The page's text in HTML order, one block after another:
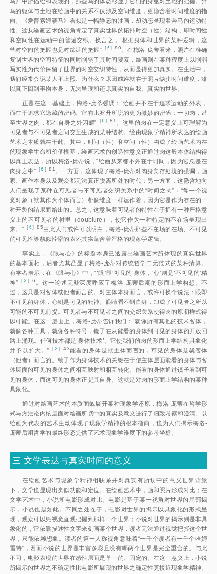
马》中所描绘和表现的，那些马的体态彰显了它们的身躯对土地的把握。奔
马的躯体与土地在绘画中的关系不仅涉及空间维度，更隐含着时间维度的指
向。《爱普索姆赛马》看似是一幅静态的油画，却动态呈现着奔马的运动特
性。这从绘画艺术的视角肯定了真实世界的拓扑时空（性）结构，即时间性
和空间性在运动中的普遍交织。换言之，“根据身体和世界的某种逻辑，这
些对空间的把握也是对绵延的把握” ［6］80。在梅洛-庞蒂看来，照片在准确
复制世界的空间特征的同时削弱了其时间要素，绘画则在某种程度上以削弱
写实性为代价保留了世界的时空交织特性，从而显得更加真实。在生活中，
我们经常会说某人不上照。为什么？原因或许就在于照片缺少时间维度，难
以真正回到事物本身，无法呈现和还原真实的自我、真实的世界。
正是在这一基础上，梅洛-庞蒂强调：“绘画并不在于追求运动的外表，
而在于追求它隐藏的密码。它有比罗丹所说的更为微妙的密码：一切肉，甚
至世界之肉，都在自身之外闪耀” ［6 ］81 。这里的肉在一定意义上可理解为
可见者与不可见者之间交互生成的某种结构。经由现象学精神所表达的绘画
艺术之本质就在于此。其中，时间（性）和空间（性）构成了绘画艺术内在
的现象学生命和价值根基，绘画艺术的创造性意义正通过肉这般本体结构得
以真正表达，所以梅洛-庞蒂说，“绘画从来都不外在于时间，因为它总是在
肉身之中”［6 ］81 。一方面，这体现了梅洛-庞蒂对肉身实存处境的强调，画
家、画作本身以及观众都无法真正脱离所处的时代；另一方面，这隐含地向
人们呈现了某种在可见者与不可见者交织关系中的“时间之肉”：“每一个视
觉对象（就其作为个体而言）都像维度一样运作着，因为它是作为存在的一
种开裂的结果而给出的。总之，这意味着可见者的特性在于拥有一种严格意
义上的不可见者的衬里（doublure），使它作为一种特定的不在场呈现出
来。 ” ［6］85由此人们或许可以明白，梅洛-庞蒂那些不在场的在场、不可见
的可见性等貌似悖谬的表述其实蕴含着严格的现象学逻辑。
事实上，《眼与心》的标题本身已透露出绘画艺术所体现的真实世界
的基本面相，后者尤其凸显了梅洛-庞蒂对传统哲学二元范式的某种清算。
有学者表示，在《眼与心》中，“‘眼’即‘可见的’身体，‘心’则是‘不可见的’精
神” ［2 ］6 。这一论述无疑深度呼应了梅洛-庞蒂后期的形而上学构想。不
过，这只是对客体或他者而言的。对主体本身而言，或许可换个说法：眼即
不可见的身体，心则是可见的精神。眼睛看不到自身，却成了可见者之所以
可能的不可见前提。可见者与不可见者之间的交织关系使得肉的原初样式得
以可能。在这一层面上，梅洛-庞蒂告诉我们：“就像所有其他的技术客体，
就像各种工具，就像各种符号，镜子在从能看的身体到可见的身体的开放回
路上涌现。任何技术都是‘身体技术’。它使我们的肉的形而上学结构具象化
并予以扩大。” ［2 ］43能看的身体是就主体而言的，可见的身体是就客体
（他者）而言的。镜子作为身体技术的关键在于使主体层面能看的身体与客
体层面的可见的身体之间相互映射和相互转化。能看的身体通过镜子看到可
见的身体，而这可见的身体正是其自身。这就是对肉的形而上学结构的某种
具象化。
通过对绘画艺术的本质面貌展开某种现象学还原，梅洛-庞蒂在哲学形
式与方法论内核层面对绘画所切中的真实及意义进行了细致考察和澄清。以
绘画为代表的艺术生动体现了现象学精神的根本指向，也为人们揭示梅洛-
庞蒂后期哲学的最终形态提供了艺术现象学维度下的参考坐标。
三 文学表达与真实时间的意义
在绘画艺术与现象学精神相联系并对真实有所切中的意义世界背景
下，文学也显现出类似功能和定位。在绘画艺术中，画和照片形成对比；在
文学艺术中，小说和电影形成对比。电影是基于某一视角对世界的局部揭
示，小说也是如此。不同之处在于，电影对世界的揭示以具象化的形式呈
现，观众可以凭视觉直观把握到那样一个世界；小说对世界的揭示则是非具
象化的，它依靠描述性文字来刻画某个世界，读者无法通过视觉把握这个世
界，只能依赖想象。读者的第一人称视角意味着“一千个读者有一千个哈姆
雷特”，因而小说的世界是丰富多彩且没有哪两个世界是完全重合的。与此
不同，电影表现的世界在感性层面是单一的、固定的。在这一意义上，小说
所揭示的世界之不确定性比电影所展现的世界之确定性更接近现象学精神。